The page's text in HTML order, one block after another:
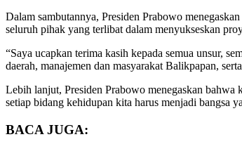
Dalam sambutannya, Presiden Prabowo
seluruh pihak yang terlibat dalam menyukseskan
“Saya ucapkan terima kasih kepada semua unsur,
daerah, manajemen dan masyarakat Balikpapan,
Lebih lanjut, Presiden Prabowo menegaskan bahwa
setiap bidang kehidupan kita harus menjadi bangsa
BACA JUGA: